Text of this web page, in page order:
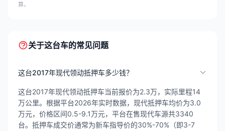
算。
关于这台车的常见问题
这台2017年现代领动抵押车多少钱？
这台2017年现代领动抵押车当前报价为2.3万，实际里程14
万公里。根据平台2026年实时数据，现代抵押车均价为3.0
万元，价格区间0.5-9.1万元，平台在售现代车源共3340
台。抵押车成交价通常为新车指导价的30%-70%（即3-7